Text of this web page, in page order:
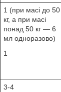
1 (при масі до 50
кг, а при масі
понад 50 кг — 6
мл одноразово)
1
3-4